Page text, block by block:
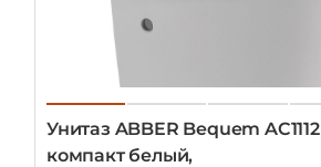
Унитаз ABBER Bequem AC1112
компакт белый,